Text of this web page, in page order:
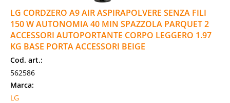
LG CORDZERO A9 AIR ASPIRAPOLVERE SENZA FILI
150 W AUTONOMIA 40 MIN SPAZZOLA PARQUET 2
ACCESSORI AUTOPORTANTE CORPO LEGGERO 1.97
KG BASE PORTA ACCESSORI BEIGE
Cod. art.:
562586
Marca:
LG